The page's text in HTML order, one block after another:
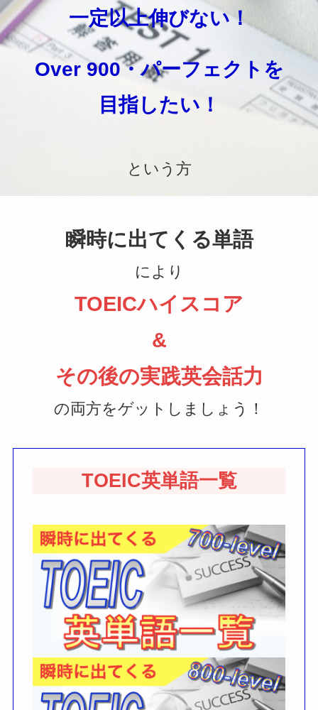
一定以上伸びない！
Over 900・パーフェクトを
目指したい！
という方
瞬時に出てくる単語
により
TOEICハイスコア
&
その後の実践英会話力
の両方をゲットしましょう！
TOEIC英単語一覧